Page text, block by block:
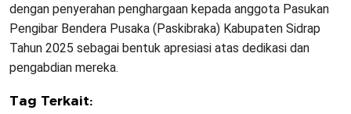
dengan penyerahan penghargaan kepada anggota Pasukan
Pengibar Bendera Pusaka (Paskibraka) Kabupaten Sidrap
Tahun 2025 sebagai bentuk apresiasi atas dedikasi dan
pengabdian mereka.
Tag Terkait: